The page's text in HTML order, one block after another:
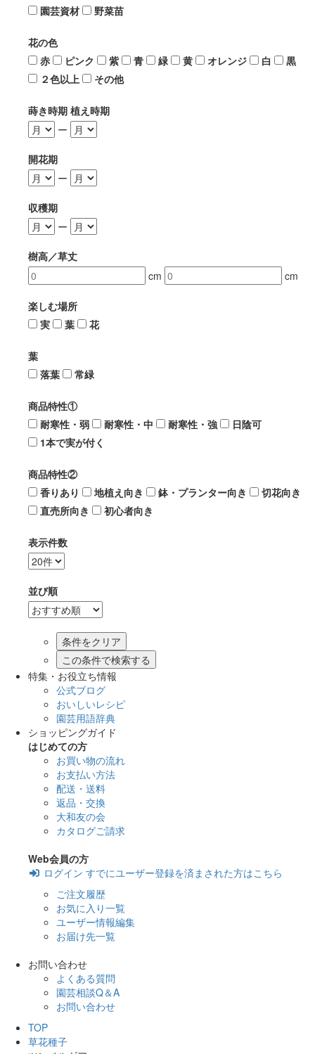
園芸資材
野菜苗
花の色
赤
ピンク 紫 青 緑 黄 オレンジ 白
黒
２色以上
その他
蒔き時期 植え時期
ー
開花期
ー
収穫期
ー
樹高／草丈
cm
cm
楽しむ場所
実
葉 花
葉
落葉
常緑
商品特性①
耐寒性・弱
耐寒性・中 耐寒性・強
日陰可
1本で実が付く
商品特性②
香りあり
地植え向き 鉢・プランター向き
切花向き
直売所向き
初心者向き
表示件数
並び順
この条件で検索する
特集・お役立ち情報
公式ブログ
おいしいレシピ
園芸用語辞典
ショッピングガイド
はじめての方
お買い物の流れ
お支払い方法
配送・送料
返品・交換
大和友の会
カタログご請求
Web会員の方
ログイン すでにユーザー登録を済まされた方はこちら
ご注文履歴
お気に入り一覧
ユーザー情報編集
お届け先一覧
お問い合わせ
よくある質問
園芸相談Q＆A
お問い合わせ
TOP
草花種子